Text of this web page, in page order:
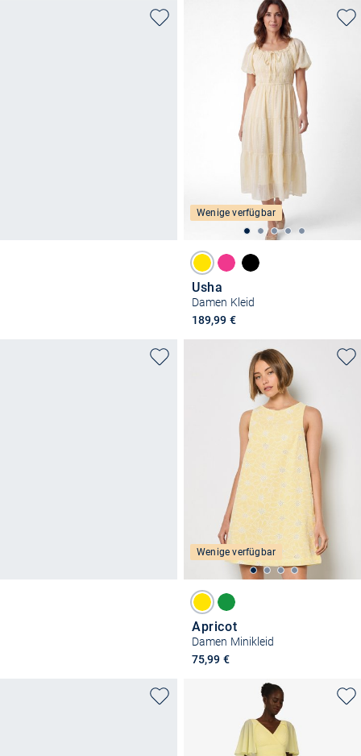
Wenige verfügbar
Usha
Damen Kleid
189,99 €
Wenige verfügbar
Apricot
Damen Minikleid
75,99 €